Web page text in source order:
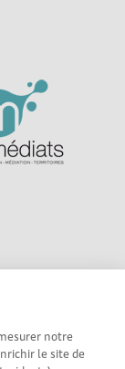
notre
le site de
est à
Provence-
oeuvre pour